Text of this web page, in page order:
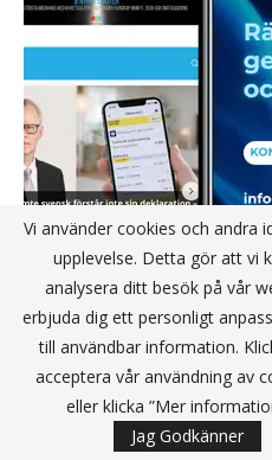
Vi använder cookies och
upplevelse. Detta gör att vi
analysera ditt besök på vår
erbjuda dig ett personligt
till användbar information.
acceptera vår användning av
eller klicka ”Mer
Jag Godkänner